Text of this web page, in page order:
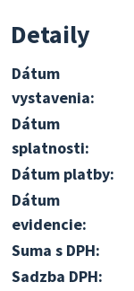
Detaily
Dátum
vystavenia:
Dátum
splatnosti:
Dátum platby:
Dátum
evidencie:
Suma s DPH:
Sadzba DPH: